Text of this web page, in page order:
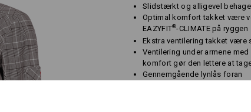
Slidstærkt og alligevel
Optimal komfort takket være
EAZYFIT®-CLIMATE på ryggen
Ekstra ventilering takket være
Ventilering under armene
komfort gør den lettere at
Gennemgående lynlås foran
Manchetterne er nemme at
Brystlomme med